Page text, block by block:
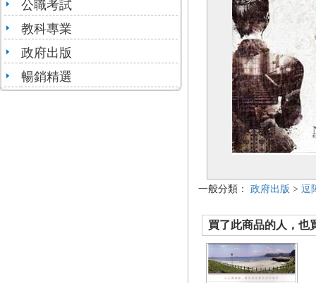
公職考試
教科專業
政府出版
暢銷精選
一般分類： 政府出版 > 逗
買了此商品的人，也